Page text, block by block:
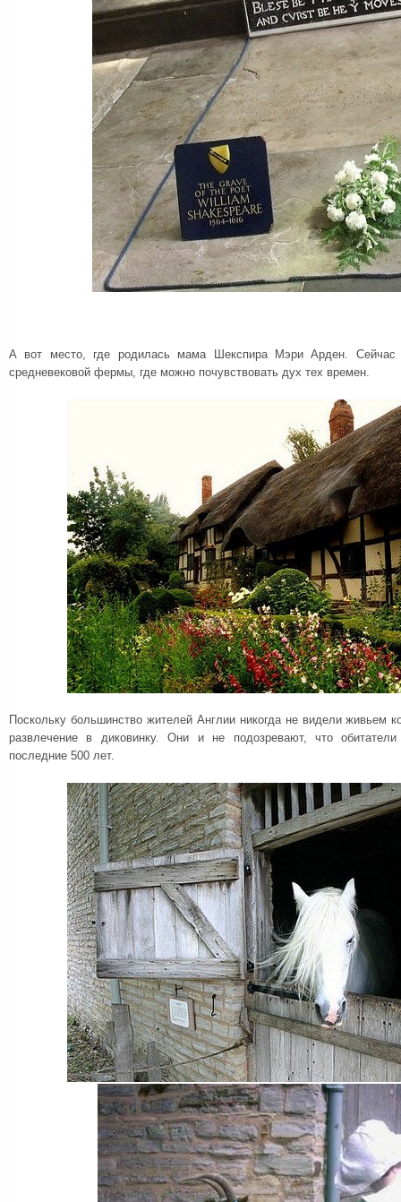
А вот место, где родилась мама Шекспира Мэри Арден. Сейчас
средневековой фермы, где можно почувствовать дух тех времен.
Поскольку большинство жителей Англии никогда не видели живьем
развлечение в диковинку. Они и не подозревают, что
последние 500 лет.